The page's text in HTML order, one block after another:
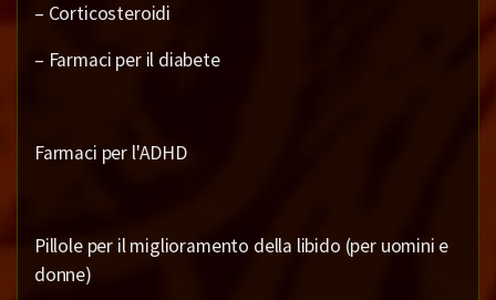
– Corticosteroidi
– Farmaci per il diabete
Farmaci per l'ADHD
Pillole per il miglioramento della libido (per uomini e
donne)